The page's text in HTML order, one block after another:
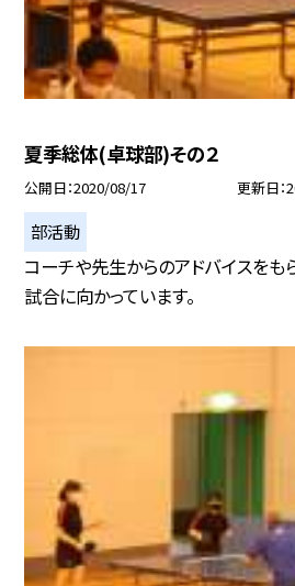
夏季総体(卓球部)その２
公開日 2020/08/17 更新日
部活動
コーチや先生からのアドバイスをも
試合に向かっています。